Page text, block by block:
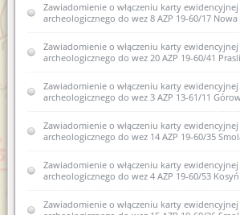
Zawiadomienie o włączeniu do
zabytków nowej karty ewidencyjnej
lądowego w wojewódzkiej ewidencji
67/12 w obrębie Samławki
Zawiadomienie o zamiarze włączenia karty
zabytku archeologicznego lądowego do
ewidencji zabytków 1 AZP 35-58/15
Zawiadomienie o włączeniu do
zabytków karty ewidencyjnej zabytku
lądowego 9 AZP 18-61/15 Wichrowo
Zawiadomienie o włączeniu do
zabytków karty ewidencyjnej zabytku
lądowego 7 AZP 18-61/47 Miłogórze
Zawiadomienie o włączeniu karty
archeologicznego do wez 8 AZP 19-60/17 Nowa
Zawiadomienie o włączeniu karty
archeologicznego do wez 20 AZP 19-60/41
Zawiadomienie o włączeniu karty
archeologicznego do wez 3 AZP 13-61/11
Zawiadomienie o włączeniu karty
archeologicznego do wez 14 AZP 19-60/35
Zawiadomienie o włączeniu karty
archeologicznego do wez 4 AZP 19-60/53 Kosyń
Zawiadomienie o włączeniu karty